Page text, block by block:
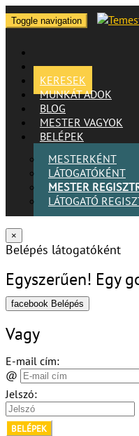
Toggle navigation
KERESEK
MUNKÁT ADOK
BLOG
MESTER VAGYOK
BELÉPEK
MESTERKÉNT
LÁTOGATÓKÉNT
MESTER
LÁTOGATÓ
×
Belépés látogatóként
Egyszerűen! Egy
facebook Belépés
Vagy
E-mail cím:
@
Jelszó:
BELÉPEK